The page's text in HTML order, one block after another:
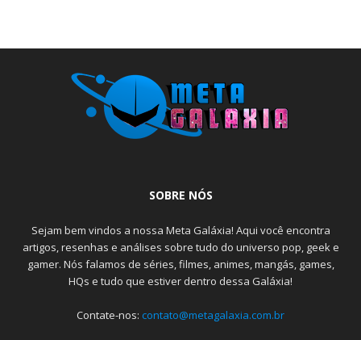
SOBRE NÓS
Sejam bem vindos a nossa Meta Galáxia! Aqui você encontra
artigos, resenhas e análises sobre tudo do universo pop, geek e
gamer. Nós falamos de séries, filmes, animes, mangás, games,
HQs e tudo que estiver dentro dessa Galáxia!
Contate-nos: contato@metagalaxia.com.br